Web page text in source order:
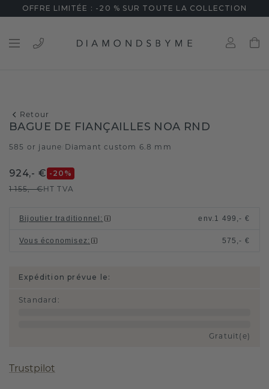
OFFRE LIMITÉE : -20 % SUR TOUTE LA COLLECTION
Retour
BAGUE DE FIANÇAILLES NOA RND
585 or jaune Diamant custom 6.8 mm
924,- € -20 %
1 155,- €HT TVA
Bijoutier traditionnel : env. 1 499,- €
Vous économisez: 575,- €
Expédition prévue le:
Standard :
Gratuit(e)
Trustpilot